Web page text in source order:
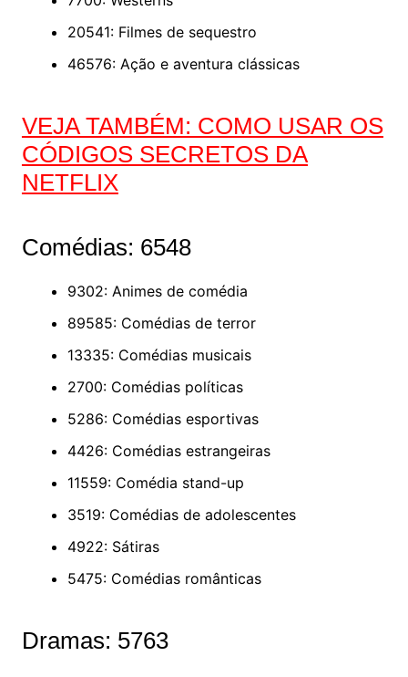
20541: Filmes de sequestro
46576: Ação e aventura clássicas
VEJA TAMBÉM: COMO USAR OS
CÓDIGOS SECRETOS DA
NETFLIX
Comédias: 6548
9302: Animes de comédia
89585: Comédias de terror
13335: Comédias musicais
2700: Comédias políticas
5286: Comédias esportivas
4426: Comédias estrangeiras
11559: Comédia stand-up
3519: Comédias de adolescentes
4922: Sátiras
5475: Comédias românticas
Dramas: 5763